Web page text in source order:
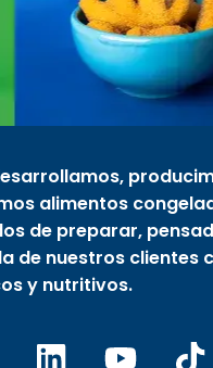
alimentos
de preparar,
de nuestros clientes
y nutritivos.